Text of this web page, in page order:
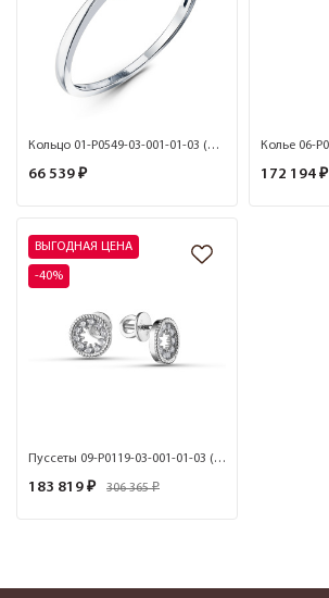
Кольцо 01-P0549-03-001-01-03 (Au 585)
66 539 ₽ 172 194 ₽
ВЫГОДНАЯ ЦЕНА
-40%
Пуссеты 09-P0119-03-001-01-03 (Au 585)
183 819 ₽ 306 365 ₽